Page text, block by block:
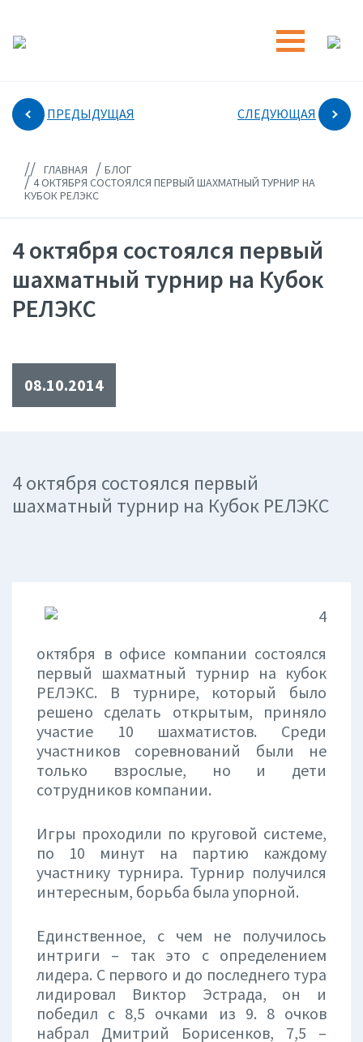
ПРЕДЫДУЩАЯ СЛЕДУЮЩАЯ
// ГЛАВНАЯ / БЛОГ
/4 ОКТЯБРЯ СОСТОЯЛСЯ ПЕРВЫЙ ШАХМАТНЫЙ ТУРНИР НА
КУБОК РЕЛЭКС
4 октября состоялся первый
шахматный турнир на Кубок
РЕЛЭКС
08.10.2014
4 октября состоялся первый
шахматный турнир на Кубок РЕЛЭКС
4
октября в офисе компании состоялся
первый шахматный турнир на кубок
РЕЛЭКС. В турнире, который было
решено сделать открытым, приняло
участие 10 шахматистов. Среди
участников соревнований были не
только взрослые, но и дети
сотрудников компании.
Игры проходили по круговой системе,
по 10 минут на партию каждому
участнику турнира. Турнир получился
интересным, борьба была упорной.
Единственное, с чем не получилось
интриги – так это с определением
лидера. С первого и до последнего тура
лидировал Виктор Эстрада, он и
победил с 8,5 очками из 9. 8 очков
набрал Дмитрий Борисенков, 7,5 –